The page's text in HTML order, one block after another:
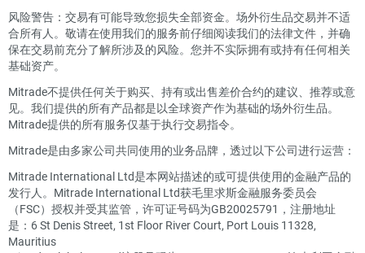
风险警告：交易有可能导致您损失全部资金。场外衍生品交易并不适
合所有人。敬请在使用我们的服务前仔细阅读我们的法律文件，并确
保在交易前充分了解所涉及的风险。您并不实际拥有或持有任何相关
基础资产。
Mitrade不提供任何关于购买、持有或出售差价合约的建议、推荐或意
见。我们提供的所有产品都是以全球资产作为基础的场外衍生品。
Mitrade提供的所有服务仅基于执行交易指令。
Mitrade是由多家公司共同使用的业务品牌，透过以下公司进行运营：
Mitrade International Ltd是本网站描述的或可提供使用的金融产品的
发行人。Mitrade International Ltd获毛里求斯金融服务委员会
（FSC）授权并受其监管，许可证号码为GB20025791，注册地址
是：6 St Denis Street, 1st Floor River Court, Port Louis 11328,
Mauritius